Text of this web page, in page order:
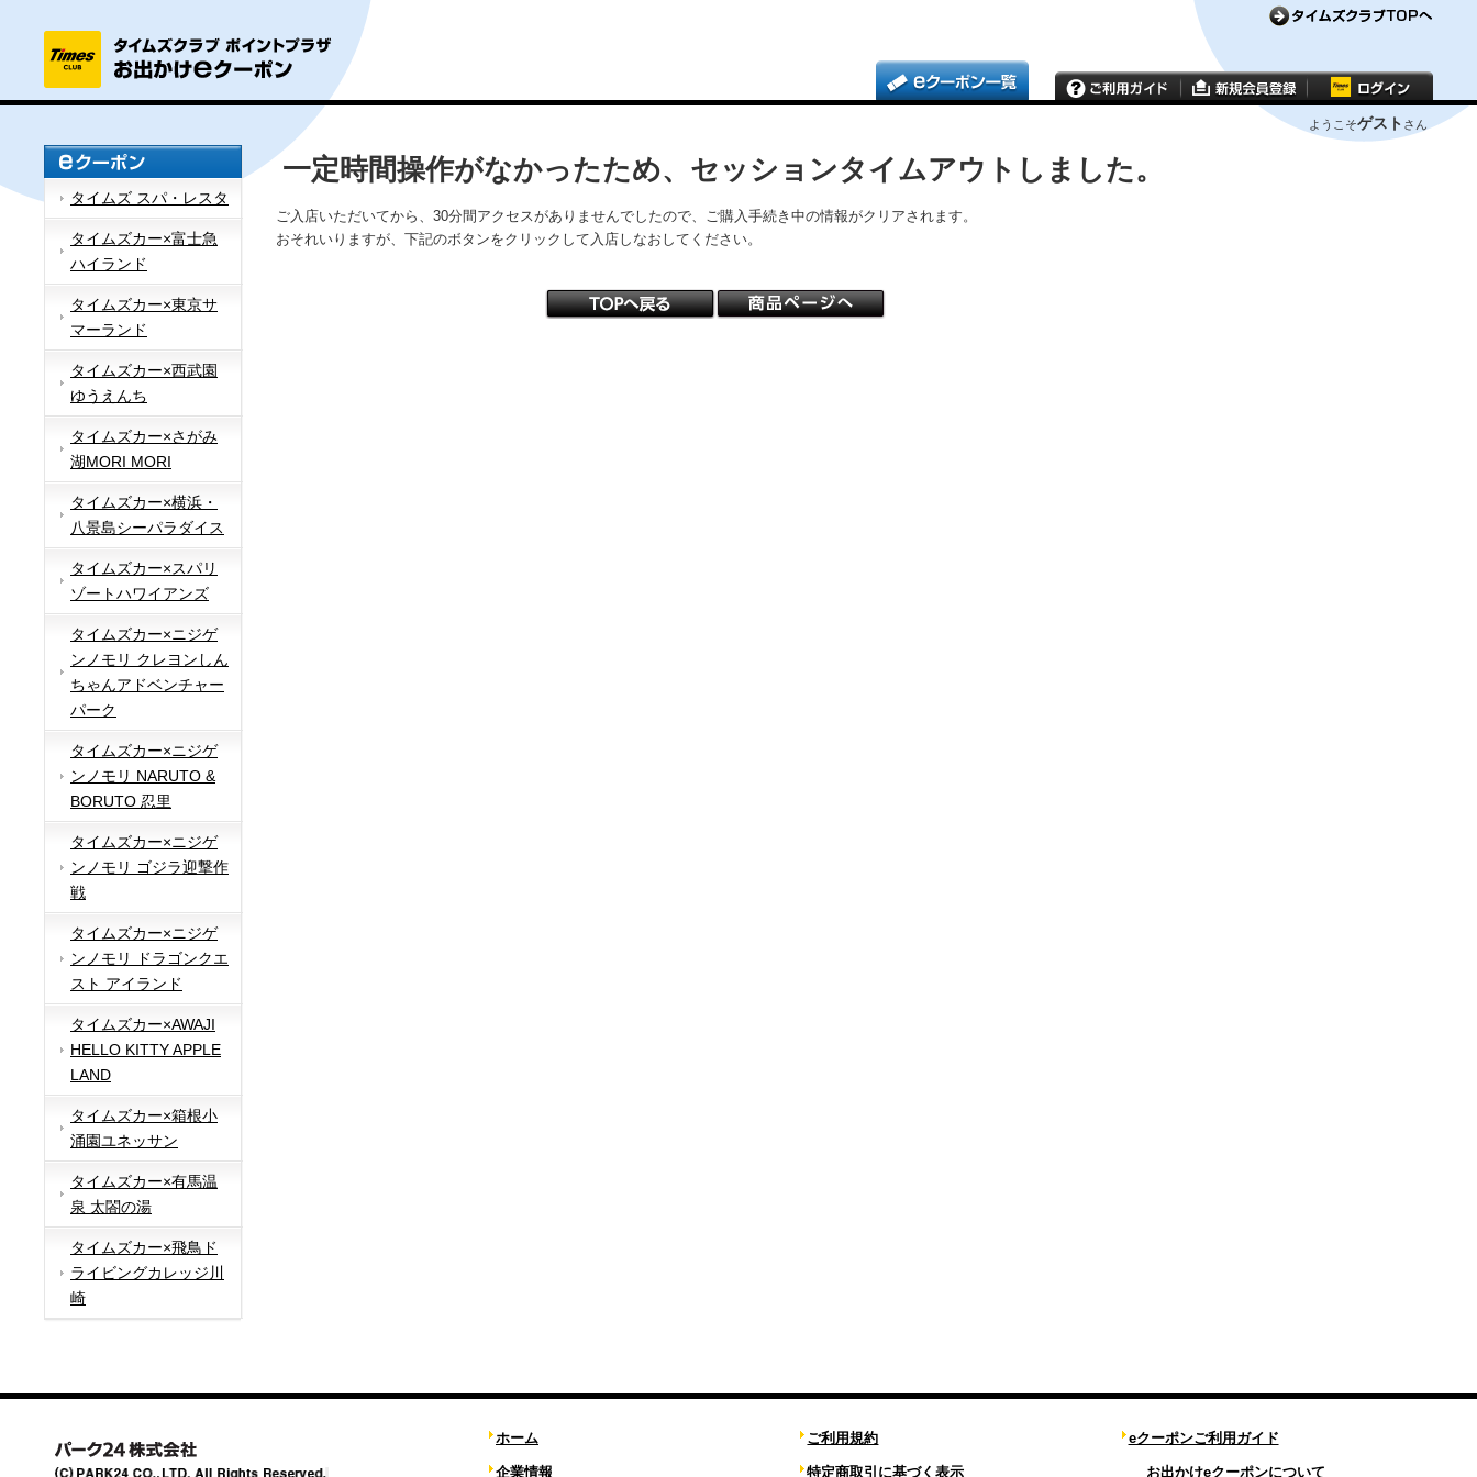
ようこそゲスト さん
タイムズ スパ・レスタ
タイムズカー×富士急
ハイランド
タイムズカー×東京サ
マーランド
タイムズカー×西武園
ゆうえんち
タイムズカー×さがみ
湖MORI MORI
タイムズカー×横浜・
八景島シーパラダイス
タイムズカー×スパリ
ゾートハワイアンズ
タイムズカー×ニジゲ
ンノモリ クレヨンしん
ちゃんアドベンチャー
パーク
タイムズカー×ニジゲ
ンノモリ NARUTO &
BORUTO 忍里
タイムズカー×ニジゲ
ンノモリ ゴジラ迎撃作
戦
タイムズカー×ニジゲ
ンノモリ ドラゴンクエ
スト アイランド
タイムズカー×AWAJI
HELLO KITTY APPLE
LAND
タイムズカー×箱根小
涌園ユネッサン
タイムズカー×有馬温
泉 太閤の湯
タイムズカー×飛鳥ド
ライビングカレッジ川
崎
一定時間操作がなかったため、セッションタイムアウトしました。
ご入店いただいてから、30分間アクセスがありませんでしたので、ご購入手続き中の情報がクリアされます。
おそれいりますが、下記のボタンをクリックして入店しなおしてください。
ホーム
企業情報
ご利用規約
特定商取引に基づく表示
eクーポンご利用ガイド
お出かけeクーポンについて